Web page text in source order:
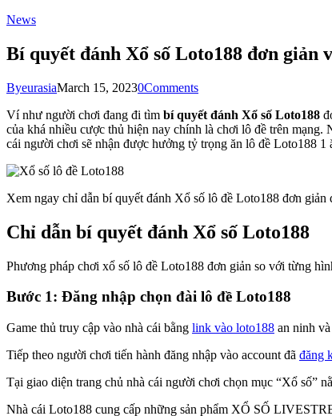
News
Bí quyết đánh Xổ số Loto188 đơn giản
ByeurasiaMarch 15, 20230Comments
Ví như người chơi đang đi tìm bí quyết đánh Xổ số Loto188
của khá nhiều cược thủ hiện nay chính là chơi lô đề trên
cái người chơi sẽ nhận được hưởng tỷ trọng ăn lô đề Loto188 1
Xem ngay chỉ dẫn bí quyết đánh Xổ số lô đề Loto188 đơn giản
Chỉ dẫn bí quyết đánh Xổ số Loto188
Phương pháp chơi xổ số lô đề Loto188 đơn giản so với từng
Bước 1: Đăng nhập chọn đài lô đề Loto188
Game thủ truy cập vào nhà cái bằng link vào loto188 an ninh
Tiếp theo người chơi tiến hành đăng nhập vào account đã đăng
Tại giao diện trang chủ nhà cái người chơi chọn mục “Xổ số”
Nhà cái Loto188 cung cấp những sản phẩm XỔ SỐ